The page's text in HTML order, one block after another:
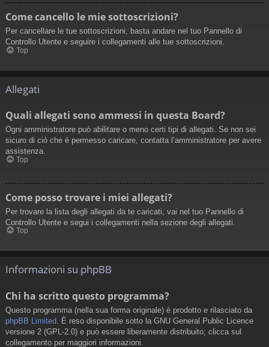
Come cancello le mie sottoscrizioni?
Per cancellare le tue sottoscrizioni, basta andare nel tuo Pannello di
Controllo Utente e seguire i collegamenti alle tue sottoscrizioni.
Top
Allegati
Quali allegati sono ammessi in questa Board?
Ogni amministratore può abilitare o meno certi tipi di allegati. Se non sei
sicuro di ciò che è permesso caricare, contatta l’amministratore per avere
assistenza.
Top
Come posso trovare i miei allegati?
Per trovare la lista degli allegati da te caricati, vai nel tuo Pannello di
Controllo Utente e segui i collegamenti nella sezione degli allegati.
Top
Informazioni su phpBB
Chi ha scritto questo programma?
Questo programma (nella sua forma originale) è prodotto e rilasciato da
phpBB Limited . È reso disponibile sotto la GNU General Public Licence
versione 2 (GPL-2.0) e può essere liberamente distribuito; clicca sul
collegamento per maggiori informazioni.